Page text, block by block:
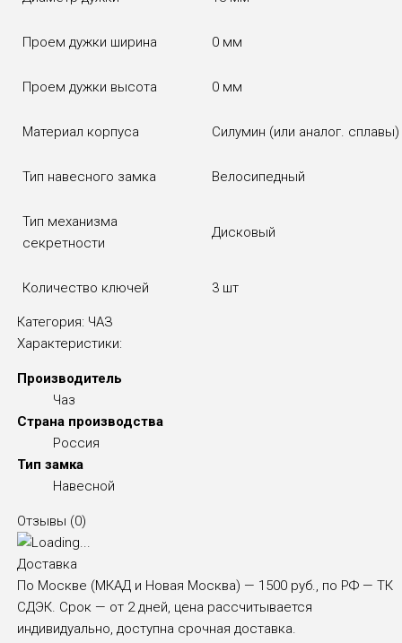
Проем дужки ширина 0 мм
Проем дужки высота 0 мм
Материал корпуса Силумин (или аналог. сплавы)
Тип навесного замка Велосипедный
Тип механизма
секретности
Дисковый
Количество ключей 3 шт
Категория: ЧАЗ
Характеристики:
Производитель
Чаз
Страна производства
Россия
Тип замка
Навесной
Отзывы (0)
Доставка
По Москве (МКАД и Новая Москва) — 1500 руб., по РФ — ТК
СДЭК. Срок — от 2 дней, цена рассчитывается
индивидуально, доступна срочная доставка.